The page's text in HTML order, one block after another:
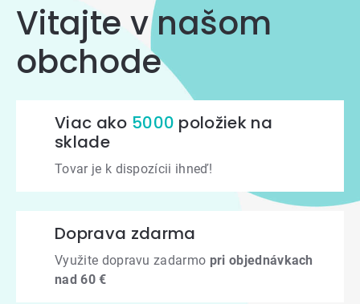
Vitajte v našom
obchode
Viac ako 5000 položiek na
sklade
Tovar je k dispozícii ihneď!
Doprava zdarma
Využite dopravu zadarmo pri objednávkach
nad 60 €